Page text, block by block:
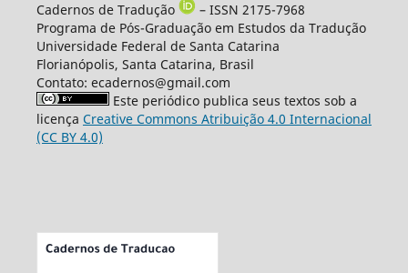
Cadernos de Tradução
– ISSN 2175-7968
Programa de Pós-Graduação em Estudos da Tradução
Universidade Federal de Santa Catarina
Florianópolis, Santa Catarina, Brasil
Contato: ecadernos@gmail.com
Este periódico publica seus textos sob a
licença Creative Commons Atribuição 4.0 Internacional
(CC BY 4.0)